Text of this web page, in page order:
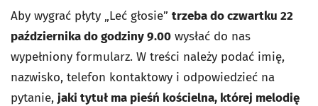
Aby wygrać płyty „Leć głosie” trzeba do czwartku 22
października do godziny 9.00 wysłać do nas
wypełniony formularz. W treści należy podać imię,
nazwisko, telefon kontaktowy i odpowiedzieć na
pytanie, jaki tytuł ma pieśń kościelna, której melodię